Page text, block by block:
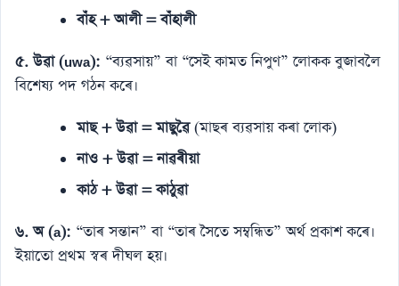
বাঁহ + আলী = বাঁহালী
৫. উৱা (uwa): “ব্যৱসায়” বা “সেই কামত নিপুণ” লোকক বুজাবলৈ
বিশেষ্য পদ গঠন কৰে।
মাছ + উৱা = মাছুৱৈ(মাছৰ ব্যৱসায় কৰা লোক)
নাও + উৱা = নাৱৰীয়া
কাঠ + উৱা = কাঠুৱা
৬. অ (a): “তাৰ সন্তান” বা “তাৰ সৈতে সম্বন্ধিত” অৰ্থ প্ৰকাশ কৰে।
ইয়াতো প্ৰথম স্বৰ দীঘল হয়।